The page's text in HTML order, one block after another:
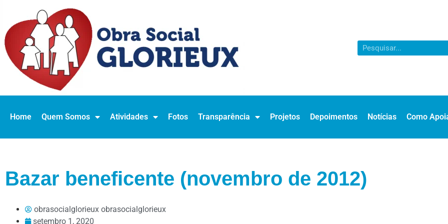
Home Quem Somos Atividades Fotos Transparência Projetos Depoimentos Notícias Como
Bazar beneficente (novembro de 2012)
obrasocialglorieux obrasocialglorieux
setembro 1, 2020